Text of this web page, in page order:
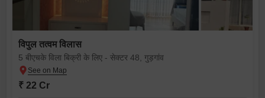
विपुल तत्वम विलास
5 बीएचके विला बिक्री के लिए - सेक्टर 48, गुड़गांव
₹ 22 Cr